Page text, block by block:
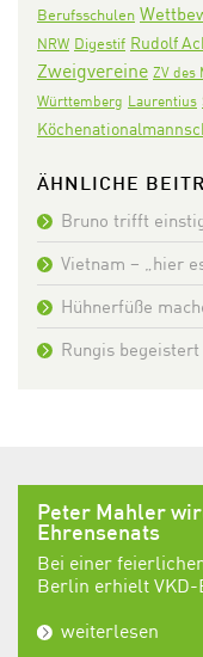
Berufsschulen
NRW Digestif Rudolf
Zweigvereine ZV des
Württemberg Laurentius
ÄHNLICHE
Bruno trifft
Vietnam – „hier
Hühnerfüße
Rungis begeistert
Peter Mahler
Ehrensenats
Bei einer
Berlin erhielt VKD-
weiterlesen